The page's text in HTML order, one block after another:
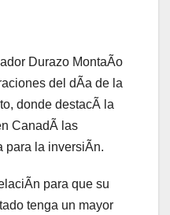
Durazo MontaÃo
del dÃa de la
donde destacÃ la
CanadÃ las
para la inversiÃn.
para que su
tenga un mayor